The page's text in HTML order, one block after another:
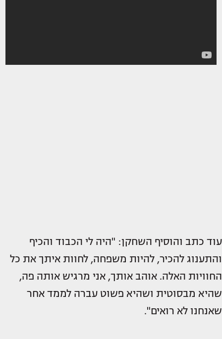
עוד כתב והוסיף השחקן: "היה לי הכבוד והכיף
והתענוג להכיר, להיות משפחה, לחוות איתך את כל
החוויות האלה. אוהב אותך, אני מרגיש אותה פה,
שהיא מבסוטית ושהיא פשוט עברה לממד אחר
שאנחנו לא רואים".